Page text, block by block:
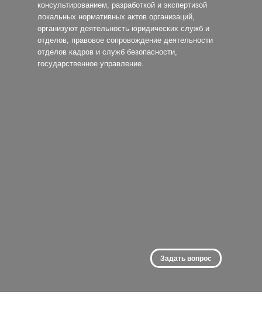
консультированием, разработкой и экспертизой
локальных нормативных актов организаций,
организуют деятельность юридических служб и
отделов, правовое сопровождение деятельности
отделов кадров и служб безопасности,
государственное управление.
Задать вопрос